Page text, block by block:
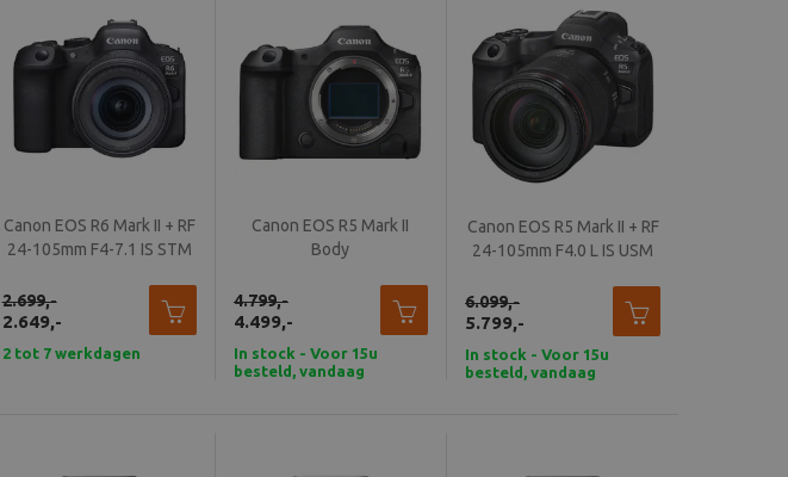
Canon EOS R6 Mark II + RF
24-105mm F4-7.1 IS STM
2.649,-
2.699,-
2 tot 7 werkdagen
Canon EOS R5 Mark II
Body
4.499,-
4.799,-
In stock - Voor 15u
besteld, vandaag
Canon EOS R5 Mark II + RF
24-105mm F4.0 L IS USM
5.799,-
6.099,-
In stock - Voor 15u
besteld, vandaag